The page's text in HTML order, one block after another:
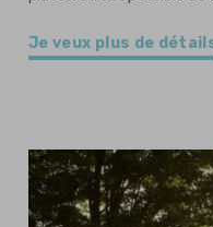
Je veux plus de